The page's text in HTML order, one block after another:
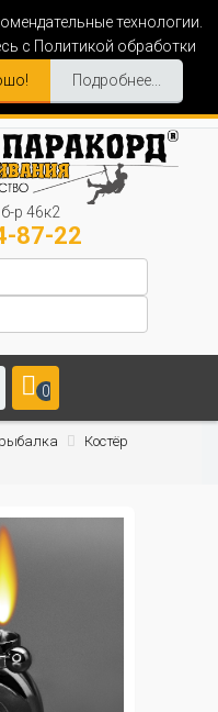
технологии.
с Политикой обработки
Подробнее...
р 46к2
87-22
0
Костёр